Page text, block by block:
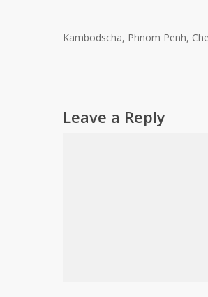
Kambodscha, Phnom Penh,
Leave a Reply